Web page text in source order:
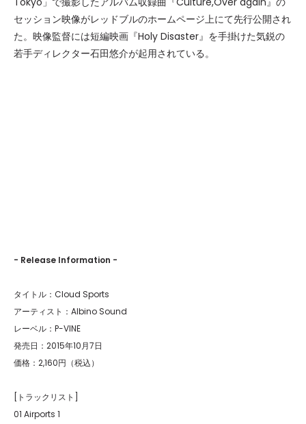
セッション映像がレッドブルのホームページ上にて先行公開され
た。映像監督には短編映画『Holy Disaster』を手掛けた気鋭の
若手ディレクター石田悠介が起用されている。
- Release Information -
タイトル：Cloud Sports
アーティスト：Albino Sound
レーベル：P-VINE
発売日：2015年10月7日
価格：2,160円（税込）
[トラックリスト]
01 Airports 1